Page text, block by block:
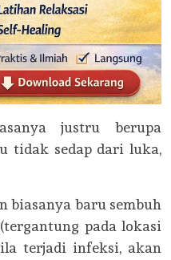
justru berupa
tidak sedap dari luka,
biasanya baru sembuh
pada lokasi
terjadi infeksi, akan